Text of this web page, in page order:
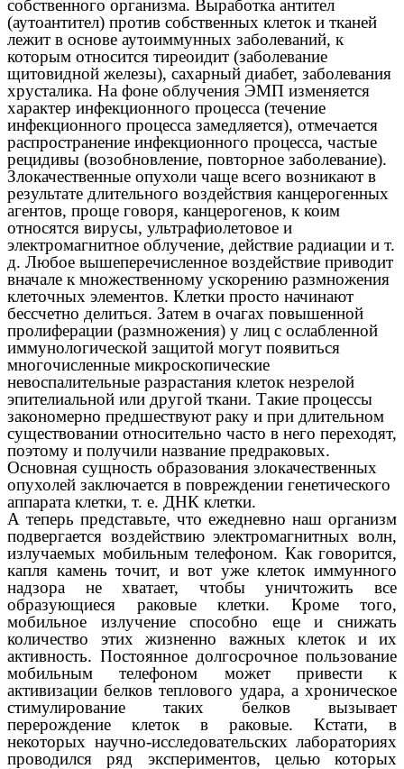
собственного организма. Выработка антител
(аутоантител) против собственных клеток и тканей
лежит в основе аутоиммунных заболеваний, к
которым относится тиреоидит (заболевание
щитовидной железы), сахарный диабет, заболевания
хрусталика. На фоне облучения ЭМП изменяется
характер инфекционного процесса (течение
инфекционного процесса замедляется), отмечается
распространение инфекционного процесса, частые
рецидивы (возобновление, повторное заболевание).
Злокачественные опухоли чаще всего возникают в
результате длительного воздействия канцерогенных
агентов, проще говоря, канцерогенов, к коим
относятся вирусы, ультрафиолетовое и
электромагнитное облучение, действие радиации и т.
д. Любое вышеперечисленное воздействие приводит
вначале к множественному ускорению размножения
клеточных элементов. Клетки просто начинают
бессчетно делиться. Затем в очагах повышенной
пролиферации (размножения) у лиц с ослабленной
иммунологической защитой могут появиться
многочисленные микроскопические
невоспалительные разрастания клеток незрелой
эпителиальной или другой ткани. Такие процессы
закономерно предшествуют раку и при длительном
существовании относительно часто в него переходят,
поэтому и получили название предраковых.
Основная сущность образования злокачественных
опухолей заключается в повреждении генетического
аппарата клетки, т. е. ДНК клетки.
А теперь представьте, что ежедневно наш организм
подвергается воздействию электромагнитных волн,
излучаемых мобильным телефоном. Как говорится,
капля камень точит, и вот уже клеток иммунного
надзора не хватает, чтобы уничтожить все
образующиеся раковые клетки. Кроме того,
мобильное излучение способно еще и снижать
количество этих жизненно важных клеток и их
активность. Постоянное долгосрочное пользование
мобильным телефоном может привести к
активизации белков теплового удара, а хроническое
стимулирование таких белков вызывает
перерождение клеток в раковые. Кстати, в
некоторых научно-исследовательских лабораториях
проводился ряд экспериментов, целью которых